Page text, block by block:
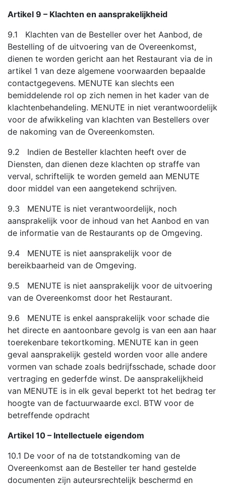
Artikel 9 – Klachten en aansprakelijkheid
9.1 Klachten van de Besteller over het Aanbod, de
Bestelling of de uitvoering van de Overeenkomst,
dienen te worden gericht aan het Restaurant via de in
artikel 1 van deze algemene voorwaarden bepaalde
contactgegevens. MENUTE kan slechts een
bemiddelende rol op zich nemen in het kader van de
klachtenbehandeling. MENUTE in niet verantwoordelijk
voor de afwikkeling van klachten van Bestellers over
de nakoming van de Overeenkomsten.
9.2 Indien de Besteller klachten heeft over de
Diensten, dan dienen deze klachten op straffe van
verval, schriftelijk te worden gemeld aan MENUTE
door middel van een aangetekend schrijven.
9.3 MENUTE is niet verantwoordelijk, noch
aansprakelijk voor de inhoud van het Aanbod en van
de informatie van de Restaurants op de Omgeving.
9.4 MENUTE is niet aansprakelijk voor de
bereikbaarheid van de Omgeving.
9.5 MENUTE is niet aansprakelijk voor de uitvoering
van de Overeenkomst door het Restaurant.
9.6 MENUTE is enkel aansprakelijk voor schade die
het directe en aantoonbare gevolg is van een aan haar
toerekenbare tekortkoming. MENUTE kan in geen
geval aansprakelijk gesteld worden voor alle andere
vormen van schade zoals bedrijfsschade, schade door
vertraging en gederfde winst. De aansprakelijkheid
van MENUTE is in elk geval beperkt tot het bedrag ter
hoogte van de factuurwaarde excl. BTW voor de
betreffende opdracht
Artikel 10 – Intellectuele eigendom
10.1 De voor of na de totstandkoming van de
Overeenkomst aan de Besteller ter hand gestelde
documenten zijn auteursrechtelijk beschermd en